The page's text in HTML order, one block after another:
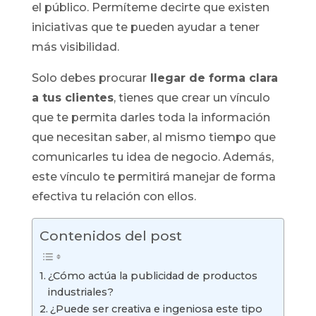
el público. Permíteme decirte que existen
iniciativas que te pueden ayudar a tener
más visibilidad.
Solo debes procurarllegar de forma clara
a tus clientes, tienes que crear un vínculo
que te permita darles toda la información
que necesitan saber, al mismo tiempo que
comunicarles tu idea de negocio. Además,
este vínculo te permitirá manejar de forma
efectiva tu relación con ellos.
Contenidos del post
¿Cómo actúa la publicidad de productos
industriales?
¿Puede ser creativa e ingeniosa este tipo